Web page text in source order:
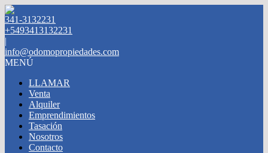
341-3132231
+5493413132231
|
info@odomopropiedades.com
MENÚ
LLAMAR
Venta
Alquiler
Emprendimientos
Tasación
Nosotros
Contacto